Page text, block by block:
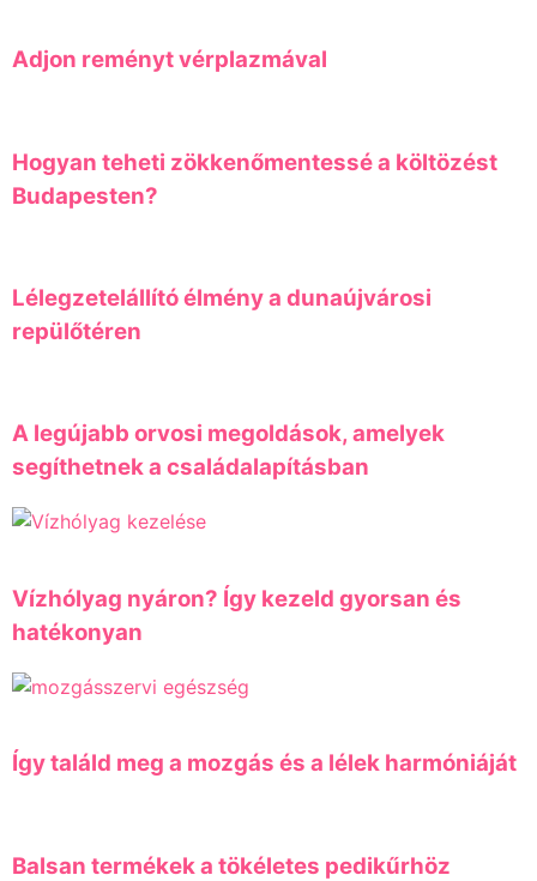
Adjon reményt vérplazmával
Hogyan teheti zökkenőmentessé a költözést
Budapesten?
Lélegzetelállító élmény a dunaújvárosi
repülőtéren
A legújabb orvosi megoldások, amelyek
segíthetnek a családalapításban
Vízhólyag nyáron? Így kezeld gyorsan és
hatékonyan
Így találd meg a mozgás és a lélek harmóniáját
Balsan termékek a tökéletes pedikűrhöz